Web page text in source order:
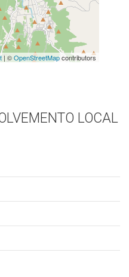
| ©OpenStreetMapcontributors
LOCAL